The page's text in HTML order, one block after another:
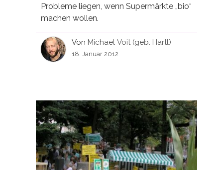
Probleme liegen, wenn Supermärkte „bio“
machen wollen.
Von Michael Voit (geb. Hartl)
18. Januar 2012